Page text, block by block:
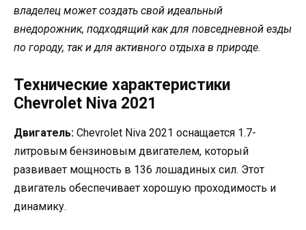
владелец может создать свой идеальный
внедорожник, подходящий как для повседневной езды
по городу, так и для активного отдыха в природе.
Технические характеристики
Chevrolet Niva 2021
Двигатель: Chevrolet Niva 2021 оснащается 1.7-
литровым бензиновым двигателем, который
развивает мощность в 136 лошадиных сил. Этот
двигатель обеспечивает хорошую проходимость и
динамику.